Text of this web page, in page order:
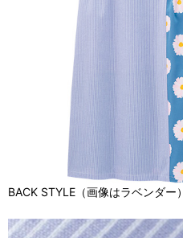
BACK STYLE（画像はラベンダー）